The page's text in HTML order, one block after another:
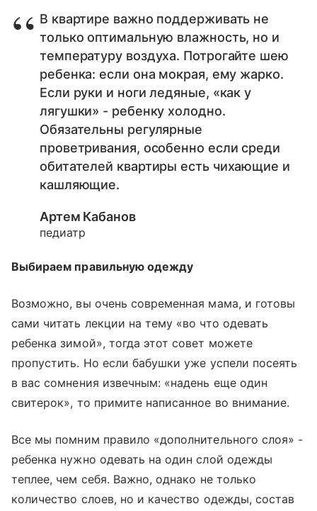
В квартире важно поддерживать не
только оптимальную влажность, но и
температуру воздуха. Потрогайте шею
ребенка: если она мокрая, ему жарко.
Если руки и ноги ледяные, «как у
лягушки» - ребенку холодно.
Обязательны регулярные
проветривания, особенно если среди
обитателей квартиры есть чихающие и
кашляющие.
Артем Кабанов
педиатр
Выбираем правильную одежду
Возможно, вы очень современная мама, и готовы
сами читать лекции на тему «во что одевать
ребенка зимой», тогда этот совет можете
пропустить. Но если бабушки уже успели посеять
в вас сомнения извечным: «надень еще один
свитерок», то примите написанное во внимание.
Все мы помним правило «дополнительного слоя» -
ребенка нужно одевать на один слой одежды
теплее, чем себя. Важно, однако не только
количество слоев, но и качество одежды, состав